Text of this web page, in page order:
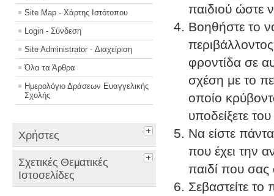
Site Map - Χάρτης Ιστότοπου
Login - Σύνδεση
Site Administrator - Διαχείριση
Όλα τα Άρθρα
Ημερολόγιο Δράσεων Ευαγγελικής
Σχολής
Χρήστες
Σχετικές Θεματικές
Ιστοσελίδες
παιδιού ώστε
Βοηθήστε το
φροντίδα σε
σχέση με το
οποίο
υποδείξετε
Να είστε
που έχει την
παιδί που σας
Σεβαστείτε το